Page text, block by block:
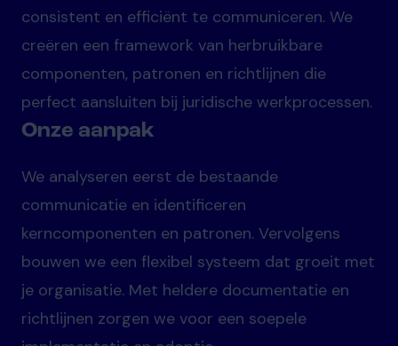
consistent en efficiënt te communiceren. We
creëren een framework van herbruikbare
componenten, patronen en richtlijnen die
perfect aansluiten bij juridische werkprocessen.
Onze aanpak
We analyseren eerst de bestaande
communicatie en identificeren
kerncomponenten en patronen. Vervolgens
bouwen we een flexibel systeem dat groeit met
je organisatie. Met heldere documentatie en
richtlijnen zorgen we voor een soepele